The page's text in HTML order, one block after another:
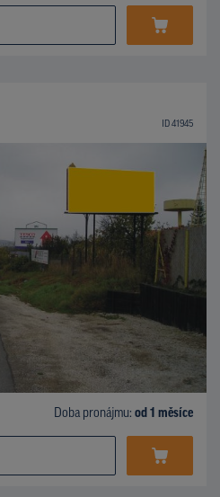
ID 41945
Doba pronájmu: od 1 měsíce